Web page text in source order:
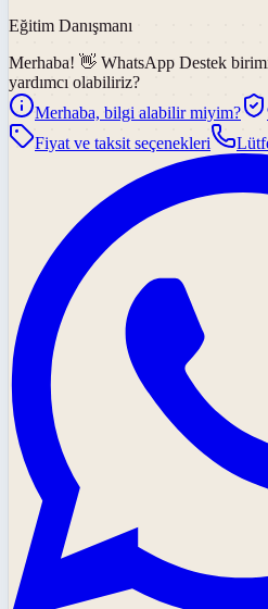
Eğitim Danışmanı
Merhaba! 👋 WhatsApp Destek
yardımcı olabiliriz?
Merhaba, bilgi alabilir miyim?
Fiyat ve taksit seçenekleri